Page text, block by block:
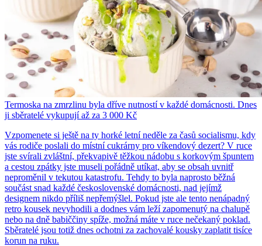
Termoska na zmrzlinu byla dříve nutností v každé domácnosti. Dnes
ji sběratelé vykupují až za 3 000 Kč
Vzpomenete si ještě na ty horké letní neděle za časů socialismu, kdy
vás rodiče poslali do místní cukrárny pro víkendový dezert? V ruce
jste svírali zvláštní, překvapivě těžkou nádobu s korkovým špuntem
a cestou zpátky jste museli pořádně utíkat, aby se obsah uvnitř
neproměnil v tekutou katastrofu. Tehdy to byla naprosto běžná
součást snad každé československé domácnosti, nad jejímž
designem nikdo příliš nepřemýšlel. Pokud jste ale tento nenápadný
retro kousek nevyhodili a dodnes vám leží zapomenutý na chalupě
nebo na dně babiččiny spíže, možná máte v ruce nečekaný poklad.
Sběratelé jsou totiž dnes ochotni za zachovalé kousky zaplatit tisíce
korun na ruku.